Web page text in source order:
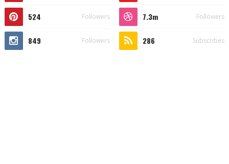
524 Followers 7.3m Followers
849 Followers 286 Subscribes